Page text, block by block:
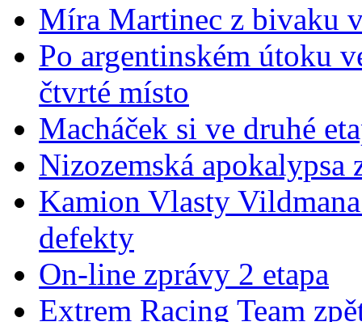
Míra Martinec z bivaku
Po argentinském útoku
čtvrté místo
Macháček si ve druhé
Nizozemská
Kamion Vlasty
defekty
On-line zprávy 2 etapa
Extrem Racing Team